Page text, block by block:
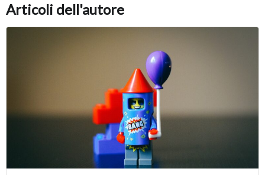
Articoli dell'autore